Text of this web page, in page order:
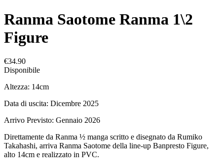
Ranma Saotome Ranma 1\2
Figure
€34.90
Disponibile
Altezza: 14cm
Data di uscita: Dicembre 2025
Arrivo Previsto: Gennaio 2026
Direttamente da Ranma ½ manga scritto e disegnato da Rumiko
Takahashi, arriva Ranma Saotome della line-up Banpresto Figure,
alto 14cm e realizzato in PVC.